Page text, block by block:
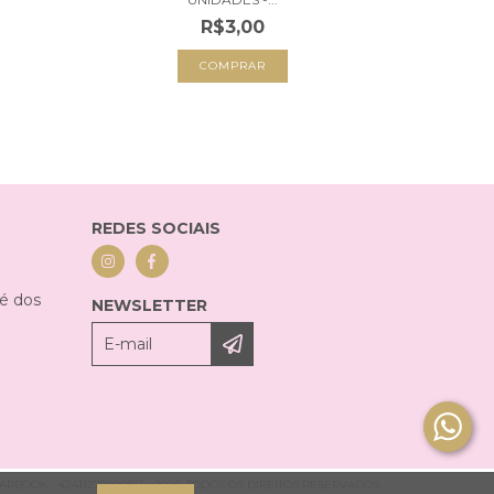
R$3,00
COMPRAR
dos
REDES SOCIAIS
NEWSLETTER
- 42411277000157 - 2026. TODOS OS DIREITOS RESERVADOS.